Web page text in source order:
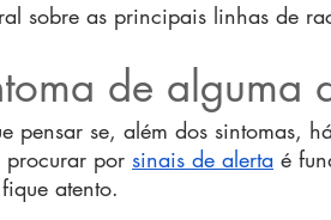
sobre as principais linhas de
de alguma
pensar se, além dos sintomas, há
procurar por sinais de alerta é
atento.